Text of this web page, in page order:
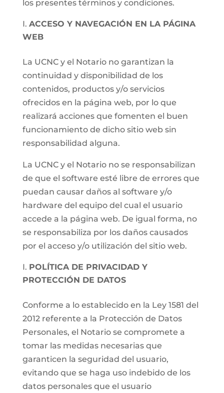
los presentes términos y condiciones.
ACCESO Y NAVEGACIÓN EN LA PÁGINA
WEB
La UCNC y el Notario no garantizan la
continuidad y disponibilidad de los
contenidos, productos y/o servicios
ofrecidos en la página web, por lo que
realizará acciones que fomenten el buen
funcionamiento de dicho sitio web sin
responsabilidad alguna.
La UCNC y el Notario no se responsabilizan
de que el software esté libre de errores que
puedan causar daños al software y/o
hardware del equipo del cual el usuario
accede a la página web. De igual forma, no
se responsabiliza por los daños causados
por el acceso y/o utilización del sitio web.
POLÍTICA DE PRIVACIDAD Y
PROTECCIÓN DE DATOS
Conforme a lo establecido en la Ley 1581 del
2012 referente a la Protección de Datos
Personales, el Notario se compromete a
tomar las medidas necesarias que
garanticen la seguridad del usuario,
evitando que se haga uso indebido de los
datos personales que el usuario